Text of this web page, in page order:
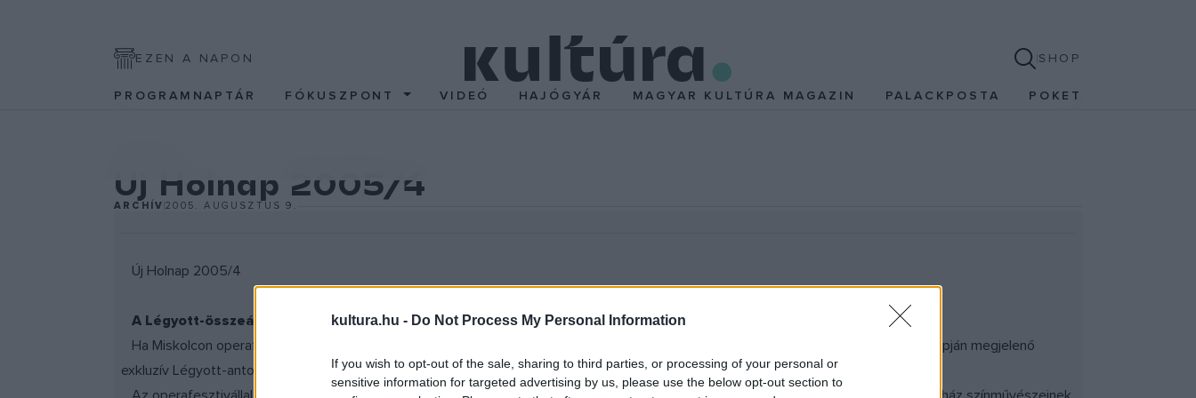
kultura.hu - Do Not Process My Personal Information
If you wish to opt-out of the sale, sharing to third parties, or processing of your personal or
sensitive information for targeted advertising by us, please use the below opt-out section to
EZEN A NAPON SHOP
PROGRAMNAPTÁR FÓKUSZPONT VIDEÓ HAJÓGYÁR MAGYAR KULTÚRA MAGAZIN PALACKPOSTA POKET
Új Holnap 2005/4
ARCHÍV2005. AUGUSZTUS 9.
Új Holnap 2005/4
A Légyott-összeállításról
Ha Miskolcon operafesztivál, akkor a fesztiválon és az Új Holnapban: Légyott. Lapunk a "Bartók +" irodalmi kísérőrendezvényeinek napján megjelenő
exkluzív Légyott-antológiák műveiből kezdettől fogva rendszeresen közöl válogatást.